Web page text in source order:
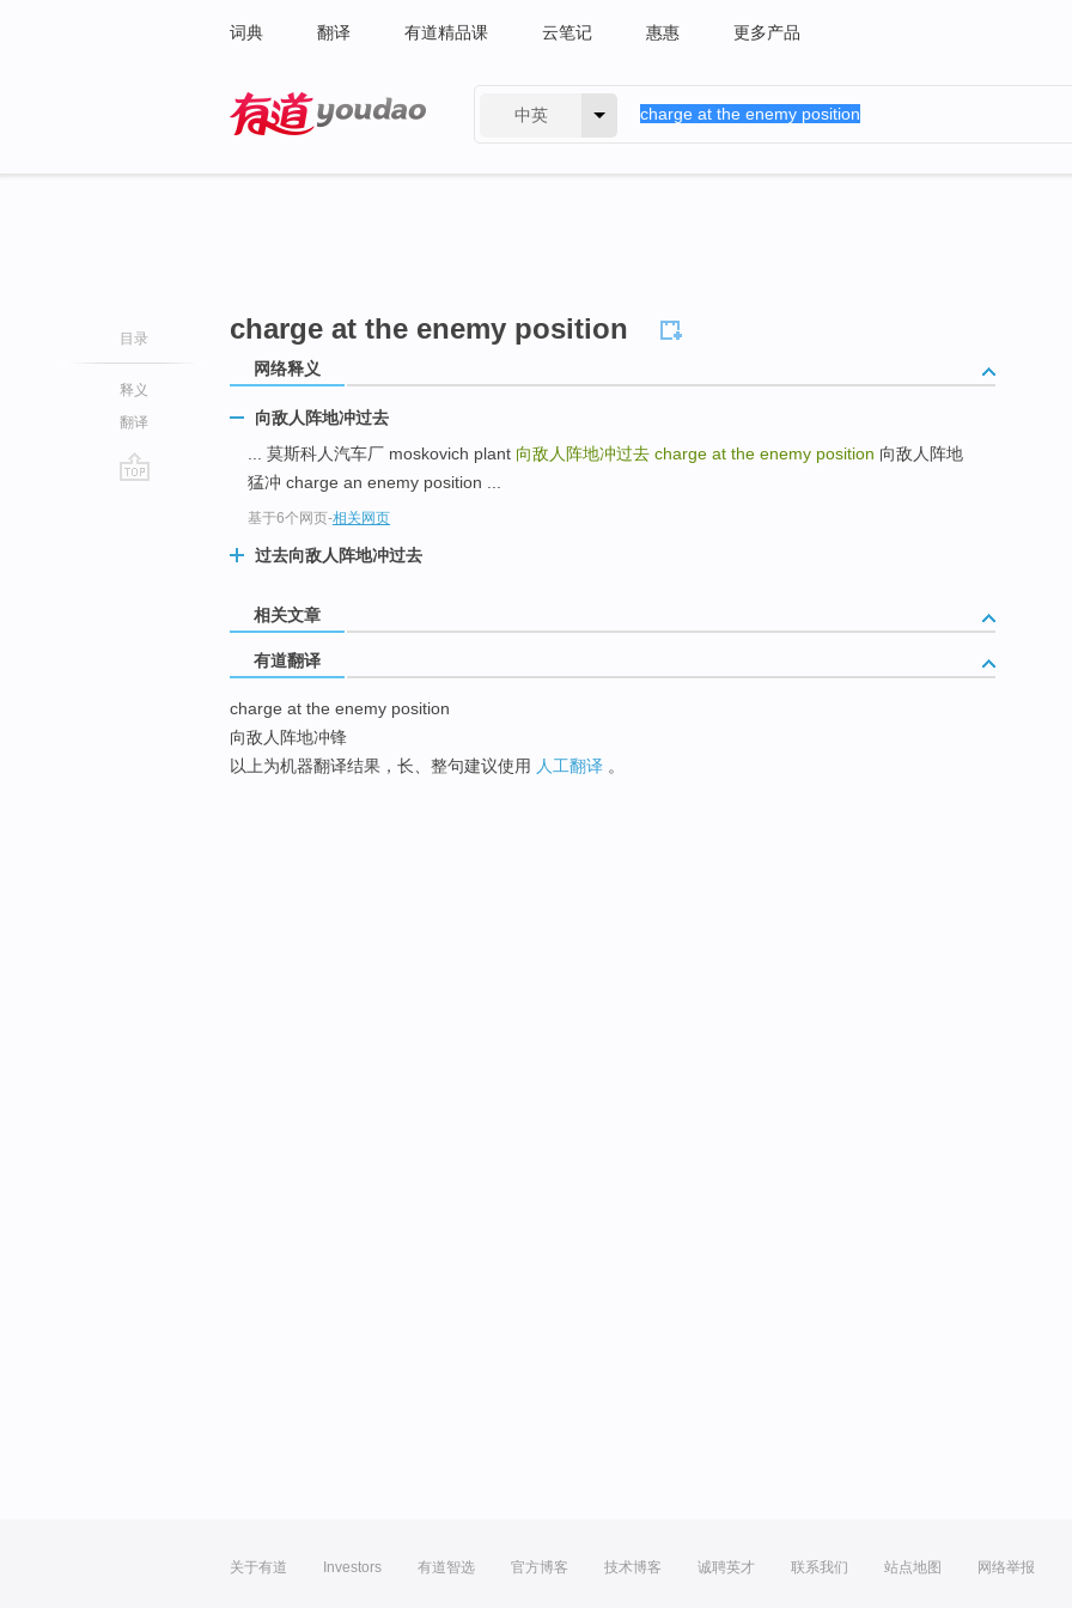
词典 翻译 有道精品课 云笔记 惠惠 更多产品
中英
目录
释义
翻译
charge at the enemy position
网络释义
向敌人阵地冲过去
... 莫斯科人汽车厂 moskovich plant 向敌人阵地冲过去 charge at the enemy position 向敌人阵地
猛冲 charge an enemy position ...
基于6个网页-相关网页
过去向敌人阵地冲过去
相关文章
有道翻译
charge at the enemy position
向敌人阵地冲锋
以上为机器翻译结果，长、整句建议使用 人工翻译 。
关于有道 Investors 有道智选 官方博客 技术博客 诚聘英才 联系我们 站点地图 网络举报